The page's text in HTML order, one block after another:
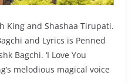
King and Shashaa Tirupati.
and Lyrics is Penned
Bagchi. ‘I Love You
melodious magical voice